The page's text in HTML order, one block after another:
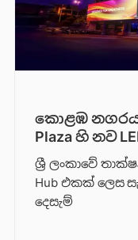
කොළඹ
Plaza හි නව
ශ්‍රී ලංකාවේ
Hub එකක් ලෙස
දෙසැම්